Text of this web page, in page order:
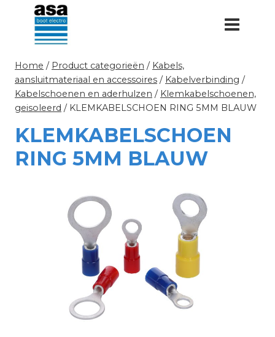
Doorgaan
inhoud
Home / Product categorieën / Kabels,
aansluitmateriaal en accessoires / Kabelverbinding /
Kabelschoenen en aderhulzen / Klemkabelschoenen,
geisoleerd / KLEMKABELSCHOEN RING 5MM BLAUW
KLEMKABELSCHOEN
RING 5MM BLAUW